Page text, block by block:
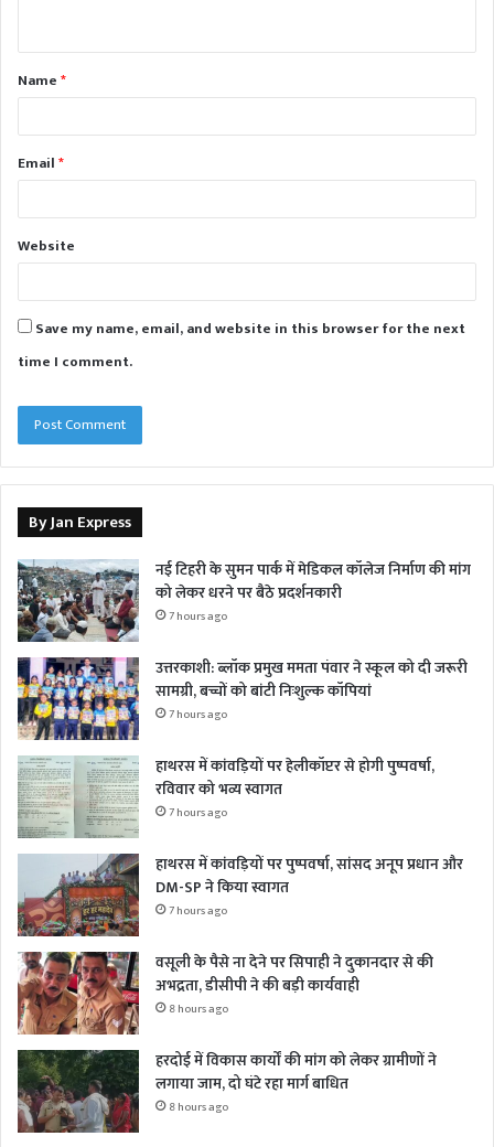
t
*Name*
Email*
Website
Save my name, email, and website in this browser for the next
time I comment.
By Jan Express
नई टिहरी के सुमन पार्क में मेडिकल कॉलेज निर्माण की मांग
को लेकर धरने पर बैठे प्रदर्शनकारी
7 hours ago
उत्तरकाशी: ब्लॉक प्रमुख ममता पंवार ने स्कूल को दी जरूरी
सामग्री, बच्चों को बांटी निःशुल्क कॉपियां
7 hours ago
हाथरस में कांवड़ियों पर हेलीकॉप्टर से होगी पुष्पवर्षा,
रविवार को भव्य स्वागत
7 hours ago
हाथरस में कांवड़ियों पर पुष्पवर्षा, सांसद अनूप प्रधान और
DM-SP ने किया स्वागत
7 hours ago
वसूली के पैसे ना देने पर सिपाही ने दुकानदार से की
अभद्रता, डीसीपी ने की बड़ी कार्यवाही
8 hours ago
हरदोई में विकास कार्यों की मांग को लेकर ग्रामीणों ने
लगाया जाम, दो घंटे रहा मार्ग बाधित
8 hours ago